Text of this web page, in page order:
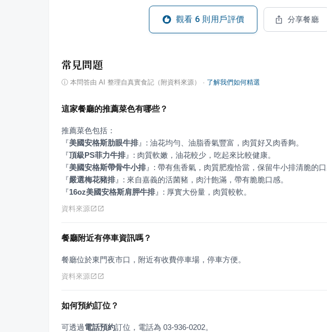
觀看 6 則用戶評價 分享餐廳
常見問題
ⓘ 本問答由 AI 整理自真實食記（附資料來源） · 了解我們如何精選
這家餐廳的推薦菜色有哪些？
『美國安格斯肋眼牛排』
『頂級PS菲力牛排』
『美國安格斯帶骨牛小排』
『嚴選梅花豬排』
『16oz美國安格斯肩胛牛排』 : 厚實大份量，肉質較軟。
資料來源
餐廳附近有停車資訊嗎？
餐廳位於東門夜市口，附近有收費停車場，停車方便。
資料來源
如何預約訂位？
可透過電話預約訂位，電話為 03-936-0202。